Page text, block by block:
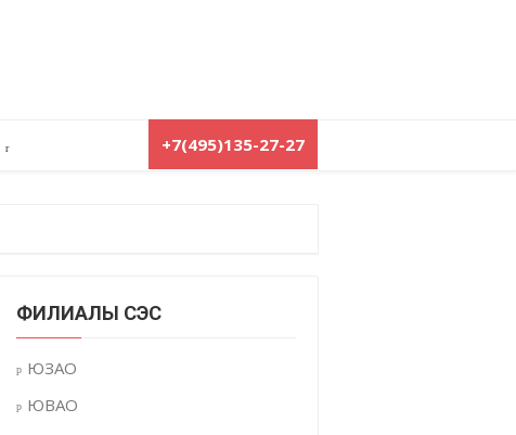
+7(495)135-27-27
ФИЛИАЛЫ СЭС
ЮЗАО
ЮВАО